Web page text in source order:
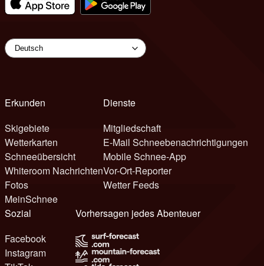
Erkunden
Skigebiete
Wetterkarten
Schneeübersicht
Whiteroom Nachrichten
Fotos
MeinSchnee
Dienste
Mitgliedschaft
E-Mail Schneebenachrichtigungen
Mobile Schnee-App
Vor-Ort-Reporter
Wetter Feeds
Sozial
Facebook
Instagram
Vorhersagen jedes Abenteuer